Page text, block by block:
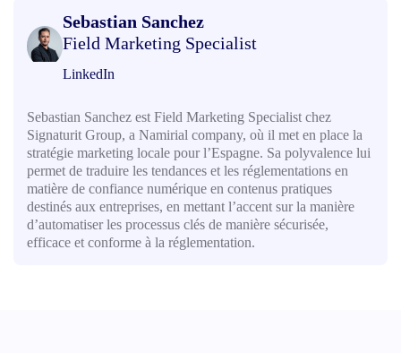
Sebastian Sanchez
Field Marketing Specialist
LinkedIn
Sebastian Sanchez est Field Marketing Specialist chez
Signaturit Group, a Namirial company, où il met en place la
stratégie marketing locale pour l’Espagne. Sa polyvalence lui
permet de traduire les tendances et les réglementations en
matière de confiance numérique en contenus pratiques
destinés aux entreprises, en mettant l’accent sur la manière
d’automatiser les processus clés de manière sécurisée,
efficace et conforme à la réglementation.